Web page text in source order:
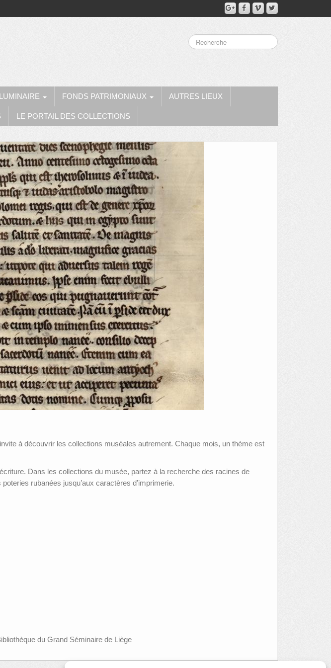
FONDS PATRIMONIAUX AUTRES LIEUX
LE PORTAIL DES COLLECTIONS
à découvrir les collections muséales autrement. Chaque mois, un thème est
Dans les collections du musée, partez à la recherche des racines de
rubanées jusqu’aux caractères d’imprimerie.
du Grand Séminaire de Liège